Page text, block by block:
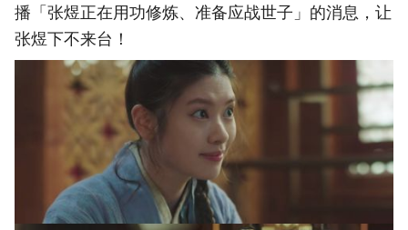
播「张煜正在用功修炼、准备应战世子」的消息，让
张煜下不来台！